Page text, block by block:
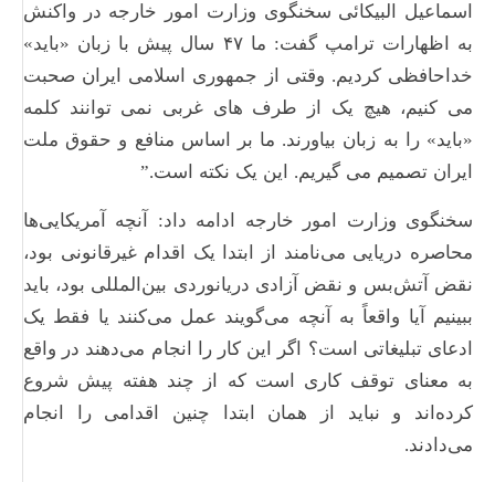
اسماعیل البیکائی سخنگوی وزارت امور خارجه در واکنش
به اظهارات ترامپ گفت: ما ۴۷ سال پیش با زبان «باید»
خداحافظی کردیم. وقتی از جمهوری اسلامی ایران صحبت
می کنیم، هیچ یک از طرف های غربی نمی توانند کلمه
«باید» را به زبان بیاورند. ما بر اساس منافع و حقوق ملت
ایران تصمیم می گیریم. این یک نکته است.”
سخنگوی وزارت امور خارجه ادامه داد: آنچه آمریکایی‌ها
محاصره دریایی می‌نامند از ابتدا یک اقدام غیرقانونی بود،
نقض آتش‌بس و نقض آزادی دریانوردی بین‌المللی بود، باید
ببینیم آیا واقعاً به آنچه می‌گویند عمل می‌کنند یا فقط یک
ادعای تبلیغاتی است؟ اگر این کار را انجام می‌دهند در واقع
به معنای توقف کاری است که از چند هفته پیش شروع
کرده‌اند و نباید از همان ابتدا چنین اقدامی را انجام
می‌دادند.